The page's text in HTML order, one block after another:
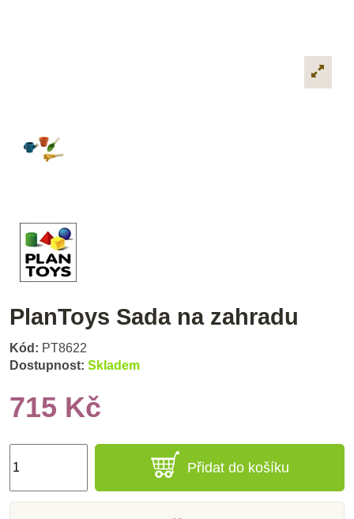
PlanToys Sada na zahradu
Kód: PT8622
Dostupnost: Skladem
715 Kč
Přidat do košíku